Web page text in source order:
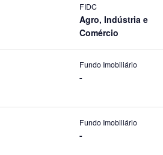
FIDC
Agro, Indústria e
Comércio
Fundo Imobiliário
-
Fundo Imobiliário
-